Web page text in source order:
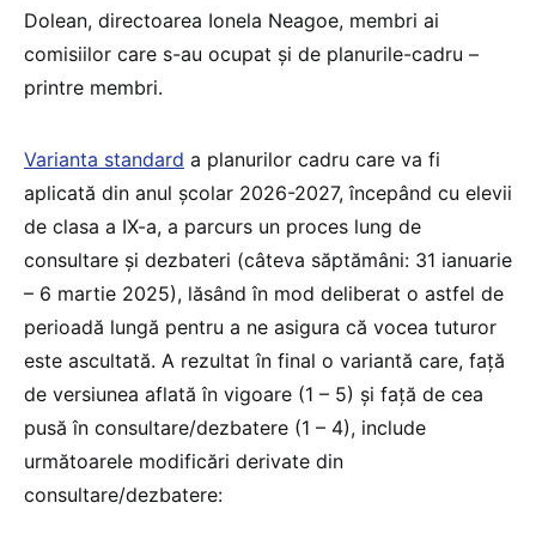
Dolean, directoarea Ionela Neagoe, membri ai
comisiilor care s-au ocupat și de planurile-cadru –
printre membri.
Varianta standard a planurilor cadru care va fi
aplicată din anul școlar 2026-2027, începând cu elevii
de clasa a IX-a, a parcurs un proces lung de
consultare și dezbateri (câteva săptămâni: 31 ianuarie
– 6 martie 2025), lăsând în mod deliberat o astfel de
perioadă lungă pentru a ne asigura că vocea tuturor
este ascultată. A rezultat în final o variantă care, față
de versiunea aflată în vigoare (1 – 5) și față de cea
pusă în consultare/dezbatere (1 – 4), include
următoarele modificări derivate din
consultare/dezbatere: